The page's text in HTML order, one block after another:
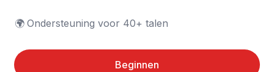
🌍	Ondersteuning voor 40+ talen
Beginnen